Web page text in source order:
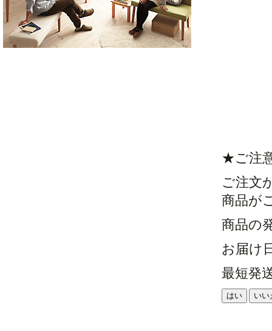
★ご注
ご注文
商品が
商品の
お届け
最短発
はい いい